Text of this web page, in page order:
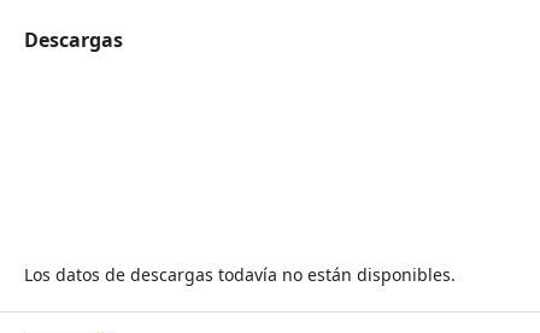
Descargas
Los datos de descargas todavía no están disponibles.